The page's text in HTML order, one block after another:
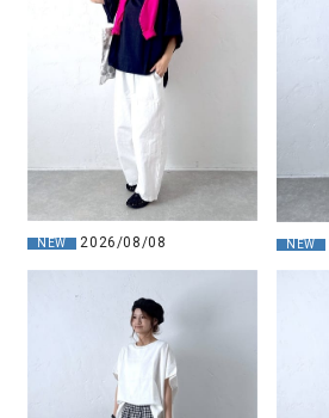
NEW 2026/08/08 NEW